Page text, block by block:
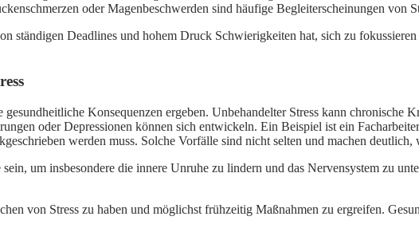
oder Magenbeschwerden sind häufige Begleiterscheinungen von
ständigen Deadlines und hohem Druck Schwierigkeiten hat, sich zu
Konsequenzen ergeben. Unbehandelter Stress kann
oder Depressionen können sich entwickeln. Ein Beispiel ist ein
werden muss. Solche Vorfälle sind nicht selten und machen deutlich,
um insbesondere die innere Unruhe zu lindern und das Nervensystem zu
von Stress zu haben und möglichst frühzeitig Maßnahmen zu ergreifen.